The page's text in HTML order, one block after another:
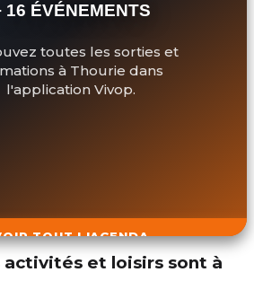
16 ÉVÉNEMENTS
toutes les sorties et
à Thourie dans
l'application Vivop.
TOUT L'AGENDA
activités et loisirs sont à